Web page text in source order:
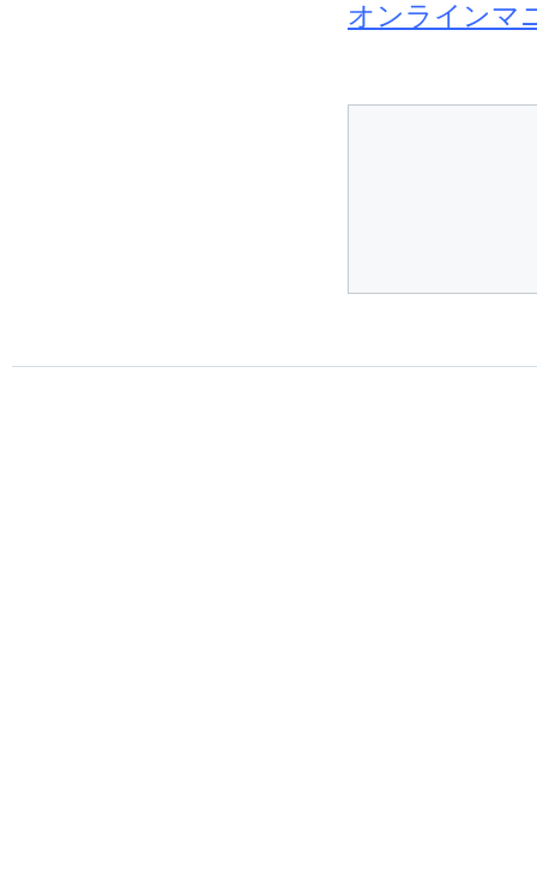
オンラインマ